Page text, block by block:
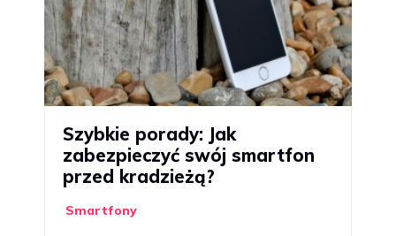
Szybkie porady: Jak
zabezpieczyć swój smartfon
przed kradzieżą?
Smartfony